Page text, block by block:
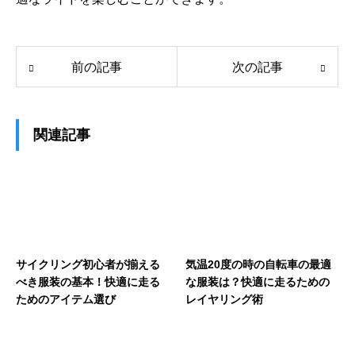
前の記事 次の記事
関連記事
サイクリング初心者が揃える
べき服装の基本！快適に走る
ためのアイテム選び
気温20度の時の自転車の最適
な服装は？快適に走るための
レイヤリング術